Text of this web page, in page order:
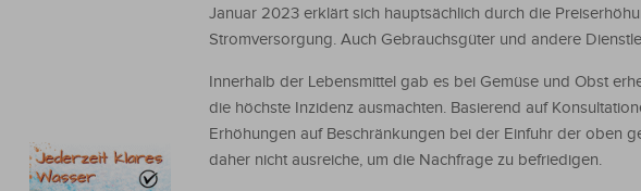
Januar 2023 erklärt sich hauptsächlich durch die
Stromversorgung. Auch Gebrauchsgüter und andere
Innerhalb der Lebensmittel gab es bei Gemüse und Obst
die höchste Inzidenz ausmachten. Basierend auf
Erhöhungen auf Beschränkungen bei der Einfuhr der oben
daher nicht ausreiche, um die Nachfrage zu befriedigen.